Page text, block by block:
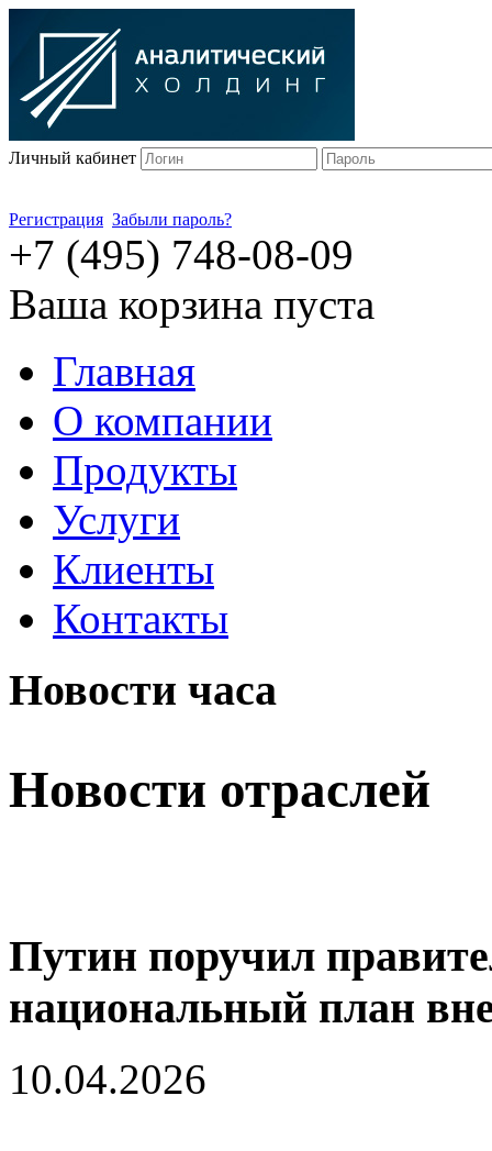
Личный кабинет
Регистрация Забыли пароль?
+7 (495) 748-08-09
Ваша корзина пуста
Главная
О компании
Продукты
Услуги
Клиенты
Контакты
Новости часа
Новости отраслей
Путин поручил
национальный план
10.04.2026